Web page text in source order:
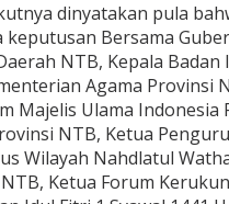
dinyatakan pula
Bersama
NTB, Kepala
Agama Provinsi
Majelis Ulama
NTB, Ketua
Wilayah Nahdlatul
Ketua Forum